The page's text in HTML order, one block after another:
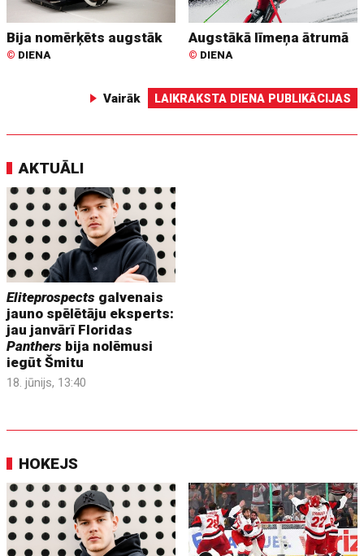
Bija nomērķēts augstāk
© DIENA
Augstākā līmeņa ātrumā
© DIENA
Vairāk LAIKRAKSTA DIENA PUBLIKĀCIJAS
AKTUĀLI
Eliteprospects galvenais
jauno spēlētāju eksperts:
jau janvārī Floridas
Panthers bija nolēmusi
iegūt Šmitu
18. jūnijs, 13:40
HOKEJS